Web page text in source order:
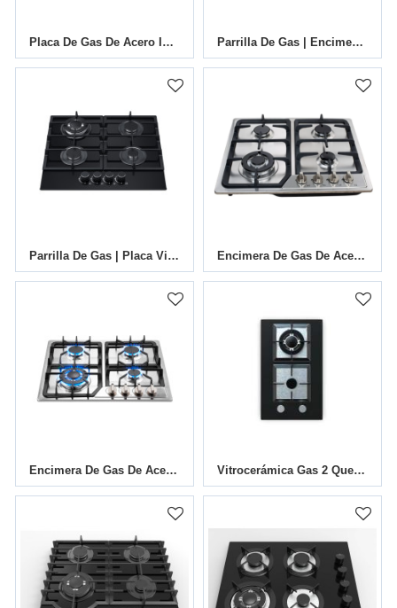
Placa De Gas De Acero Inoxidable De 4 Quemadores | MGBS-604F | 585 Mm Parrilla De Gas | Encimera De Gas De Acero Inoxidable De 4 Quemadores|MGBS-604D|590mm
Parrilla De Gas | Placa Vitrocerámica A Gas De 4 Fuegos MGBG-604M2|600mm Encimera De Gas De Acero Inoxidable De 4 Quemadores|MGBS-604B2A|585 Mm
Encimera De Gas De Acero Inoxidable De 4 Quemadores|MGBS-604B2|585mm Vitrocerámica Gas 2 Quemadores MGBG-312S2|310mm